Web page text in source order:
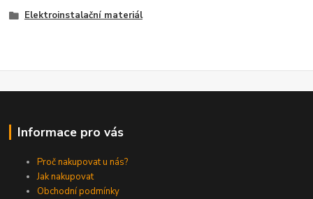
Elektroinstalační materiál
Informace pro vás
Proč nakupovat u nás?
Jak nakupovat
Obchodní podmínky